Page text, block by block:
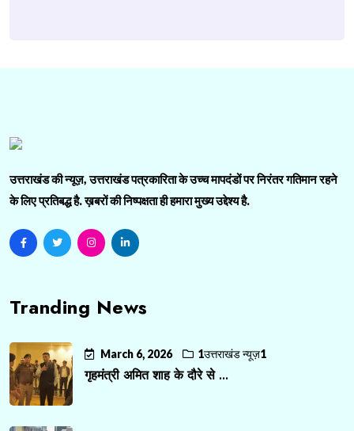
उत्तराखंड की न्यूज़, उत्तराखंड पत्रकारिता के उच्च मापदंडों पर निरंतर गतिमान रहने
के लिए प्रतिबद्ध है. ख़बरों की निष्पक्षता ही हमारा मुख्य उद्देश्य है.
Tranding News
March 6, 2026 1उत्तराखंड न्यूज़1
गृहमंत्री अमित शाह के दौरे से ...